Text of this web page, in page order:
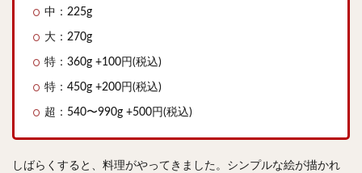
中：225g
大：270g
特：360g +100円(税込)
特：450g +200円(税込)
超：540〜990g +500円(税込)
しばらくすると、料理がやってきました。シンプルな絵が描かれ